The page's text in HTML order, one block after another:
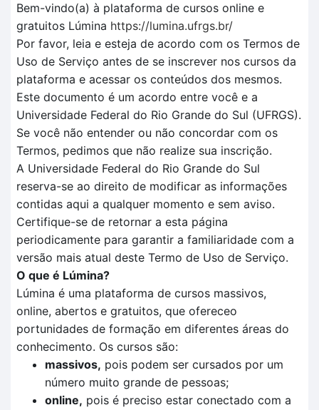
Bem-vindo(a) à plataforma de cursos online e
gratuitos Lúmina https://lumina.ufrgs.br/
Por favor, leia e esteja de acordo com os Termos de
Uso de Serviço antes de se inscrever nos cursos da
plataforma e acessar os conteúdos dos mesmos.
Este documento é um acordo entre você e a
Universidade Federal do Rio Grande do Sul (UFRGS).
Se você não entender ou não concordar com os
Termos, pedimos que não realize sua inscrição.
A Universidade Federal do Rio Grande do Sul
reserva-se ao direito de modificar as informações
contidas aqui a qualquer momento e sem aviso.
Certifique-se de retornar a esta página
periodicamente para garantir a familiaridade com a
versão mais atual deste Termo de Uso de Serviço.
O que é Lúmina?
Lúmina é uma plataforma de cursos massivos,
online, abertos e gratuitos, que ofereceo
portunidades de formação em diferentes áreas do
conhecimento. Os cursos são:
massivos, pois podem ser cursados por um
número muito grande de pessoas;
online, pois é preciso estar conectado com a